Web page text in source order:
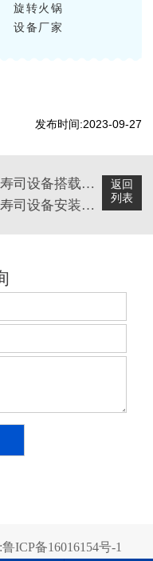
旋转火锅
设备厂家
发布时间:2023-09-27
返回
列表
送餐小火车安装完成
设备安装完成
ICP备16016154号-1